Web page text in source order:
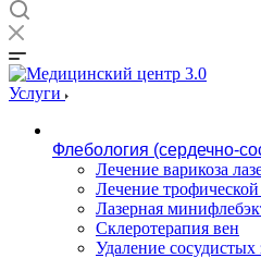
Услуги
Флебология (сердечно-
Лечение варикоза
Лечение
Лазерная
Cклеротерапия вен
Удаление сосудистых